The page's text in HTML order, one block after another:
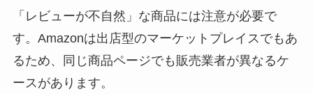
「レビューが不自然」な商品には注意が必要で
す。Amazonは出店型のマーケットプレイスでもあ
るため、同じ商品ページでも販売業者が異なるケ
ースがあります。